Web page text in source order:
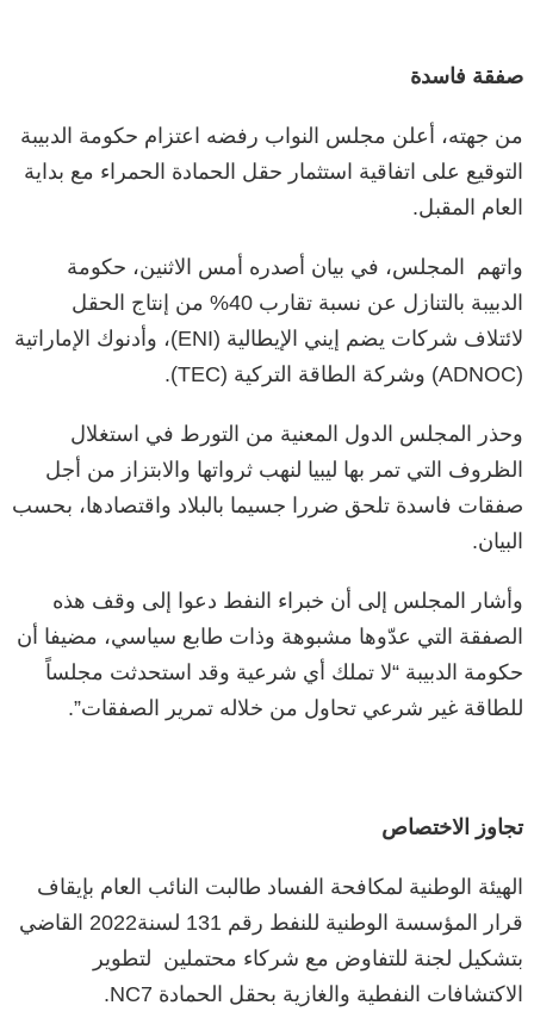
صفقة فاسدة
من جهته، أعلن مجلس النواب رفضه اعتزام حكومة الدبيبة
التوقيع على اتفاقية استثمار حقل الحمادة الحمراء مع بداية
العام المقبل.
واتهم المجلس، في بيان أصدره أمس الاثنين، حكومة
الدبيبة بالتنازل عن نسبة تقارب 40% من إنتاج الحقل
لائتلاف شركات يضم إیني الإيطالية (ENI)، وأدنوك الإماراتية
(ADNOC) وشركة الطاقة التركية (TEC).
وحذر المجلس الدول المعنية من التورط في استغلال
الظروف التي تمر بها ليبيا لنهب ثرواتها والابتزاز من أجل
صفقات فاسدة تلحق ضررا جسيما بالبلاد واقتصادها، بحسب
البيان.
وأشار المجلس إلى أن خبراء النفط دعوا إلى وقف هذه
الصفقة التي عدّوها مشبوهة وذات طابع سياسي، مضيفا أن
حكومة الدبيبة “لا تملك أي شرعية وقد استحدثت مجلساً
للطاقة غير شرعي تحاول من خلاله تمرير الصفقات”.
تجاوز الاختصاص
الهيئة الوطنية لمكافحة الفساد طالبت النائب العام بإيقاف
قرار المؤسسة الوطنية للنفط رقم 131 لسنة2022 القاضي
بتشكيل لجنة للتفاوض مع شركاء محتملين لتطوير
الاكتشافات النفطية والغازية بحقل الحمادة NC7.